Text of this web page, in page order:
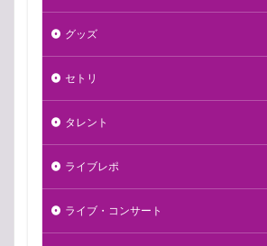
グッズ
セトリ
タレント
ライブレポ
ライブ・コンサート